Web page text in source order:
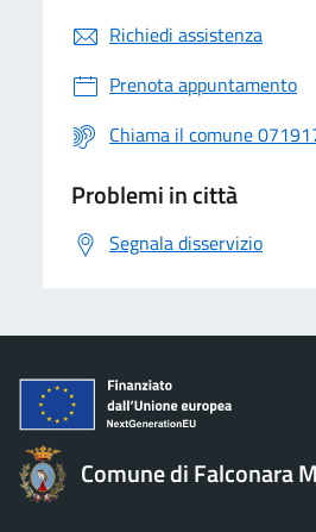
Richiedi assistenza
Prenota appuntamento
Chiama il comune
Problemi in città
Segnala disservizio
Comune di Falconara